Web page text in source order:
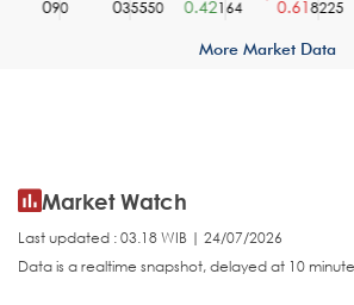
90 35550
0.42164
0.618225
More Market Data
Market Watch
Last updated : 03.18 WIB | 24/07/2026
Data is a realtime snapshot, delayed at 10